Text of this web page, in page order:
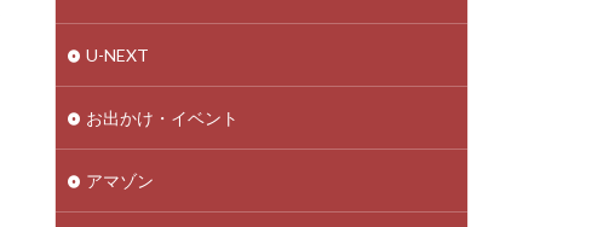
U-NEXT
お出かけ・イベント
アマゾン